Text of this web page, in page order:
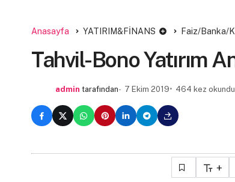
Anasayfa YATIRIM&FİNANS Faiz/Banka/
Tahvil-Bono Yatırım
admin tarafından 7 Ekim 2019 464 kez okundu
+